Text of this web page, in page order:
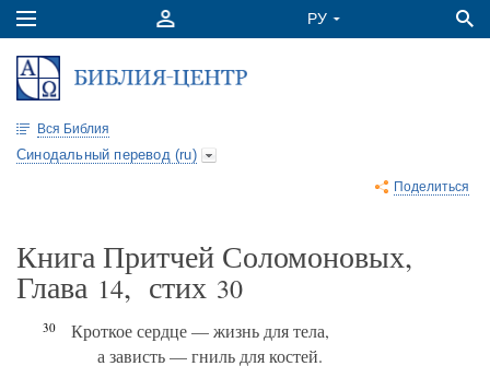
Вся Библия
Синодальный перевод (ru)
Поделиться
Книга Притчей Соломоновых,
Глава 14, стих 30
30
Кроткое сердце — жизнь для тела,
а зависть — гниль для костей.